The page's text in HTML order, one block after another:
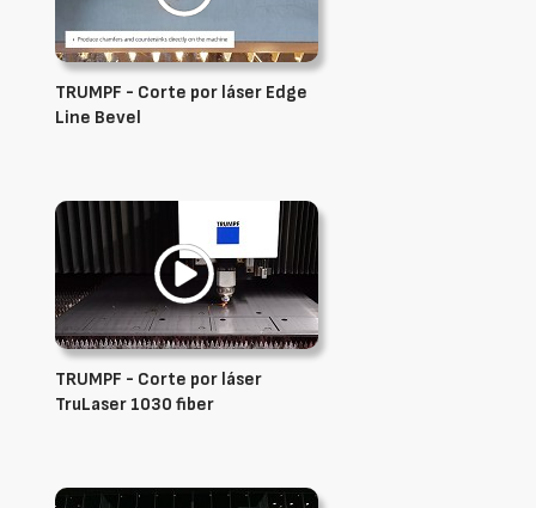
TRUMPF - Corte por láser Edge
Line Bevel
TRUMPF - Corte por láser
TruLaser 1030 fiber